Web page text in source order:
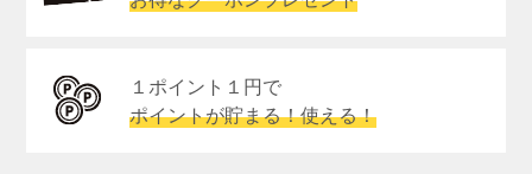
１ポイント１円で
ポイントが貯まる！使える！